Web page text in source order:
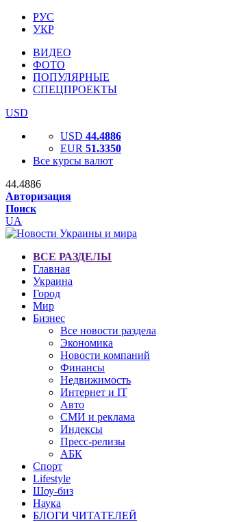
РУС
УКР
ВИДЕО
ФОТО
ПОПУЛЯРНЫЕ
СПЕЦПРОЕКТЫ
USD
USD 44.4886
EUR 51.3350
Все курсы валют
44.4886
Авторизация
Поиск
UA
ВСЕ РАЗДЕЛЫ
Главная
Украина
Город
Мир
Бизнес
Все новости раздела
Экономика
Новости компаний
Финансы
Недвижимость
Интернет и IT
Авто
СМИ и реклама
Индексы
Пресс-релизы
АБК
Спорт
Lifestyle
Шоу-биз
Наука
БЛОГИ ЧИТАТЕЛЕЙ